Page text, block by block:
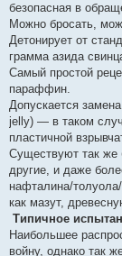
безопасная в
Можно бросать,
Детонирует от
грамма азида
Самый простой
параффин.
Допускается
jelly) — в таком
пластичной
Существуют так
другие, и даже
нафталина/
как мазут,
Типичное
Наибольшее
войну, однако так